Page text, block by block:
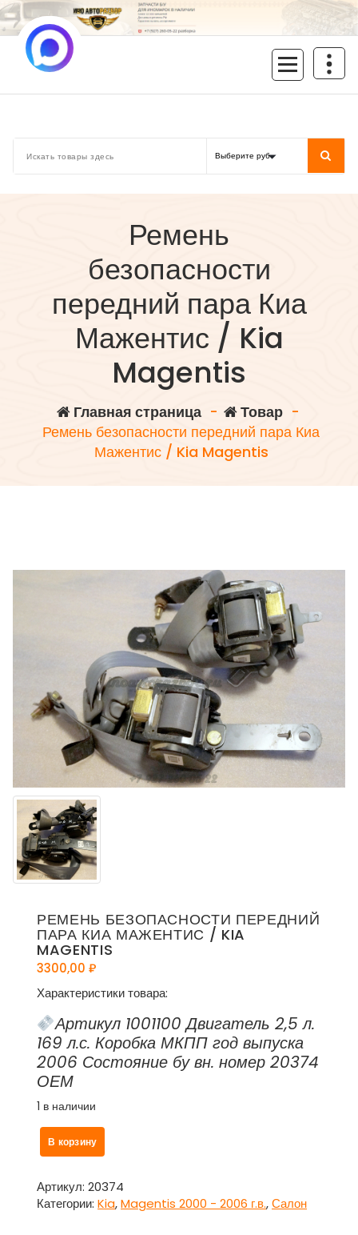
Перейти
к
содержимому
Ремень
безопасности
передний пара Киа
Мажентис / Kia
Magentis
Главная страница- Товар-
Ремень безопасности передний пара Киа
Мажентис / Kia Magentis
РЕМЕНЬ БЕЗОПАСНОСТИ ПЕРЕДНИЙ
ПАРА КИА МАЖЕНТИС / KIA
MAGENTIS
3300,00 ₽
Характеристики товара:
Артикул 1001100 Двигатель 2,5 л.
169 л.с. Коробка МКПП год выпуска
2006 Состояние бу вн. номер 20374
ОЕМ
1 в наличии
Количество
товара
безопасности
передний
В корзину
Артикул: 20374
Категории: Kia,Magentis 2000 - 2006 г.в.,Салон